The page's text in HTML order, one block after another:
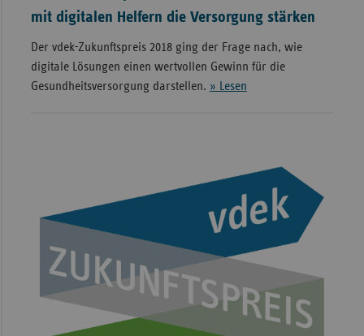
mit digitalen Helfern die Versorgung stärken
Der vdek-Zukunftspreis 2018 ging der Frage nach, wie
digitale Lösungen einen wertvollen Gewinn für die
Gesundheitsversorgung darstellen. » Lesen